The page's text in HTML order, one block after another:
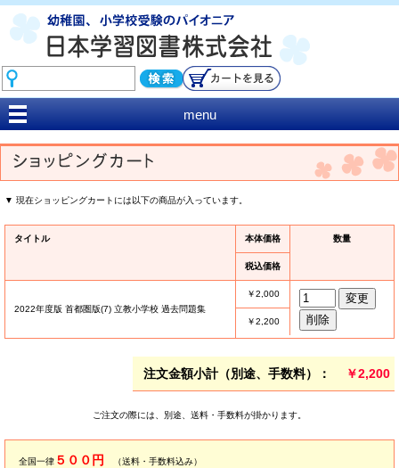
menu
▼ 現在ショッピングカートには以下の商品が入っています。
タイトル 本体価格
税込価格
数量
2022年度版 首都圏版(7) 立教小学校 過去問題集
￥2,000
￥2,200
注文金額小計（別途、手数料）： ￥2,200
ご注文の際には、別途、送料・手数料が掛かります。
全国一律 ５００円
（送料・手数料込み）